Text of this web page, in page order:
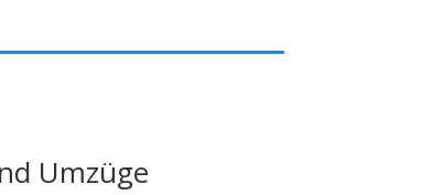
Umzüge